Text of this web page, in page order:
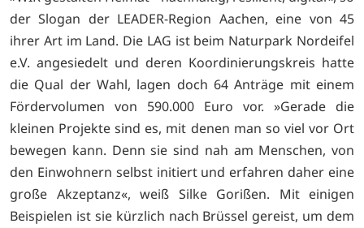
der Slogan der LEADER-Region Aachen, eine von 45
ihrer Art im Land. Die LAG ist beim Naturpark Nordeifel
e.V. angesiedelt und deren Koordinierungskreis hatte
die Qual der Wahl, lagen doch 64 Anträge mit einem
Fördervolumen von 590.000 Euro vor. »Gerade die
kleinen Projekte sind es, mit denen man so viel vor Ort
bewegen kann. Denn sie sind nah am Menschen, von
den Einwohnern selbst initiert und erfahren daher eine
große Akzeptanz«, weiß Silke Gorißen. Mit einigen
Beispielen ist sie kürzlich nach Brüssel gereist, um dem